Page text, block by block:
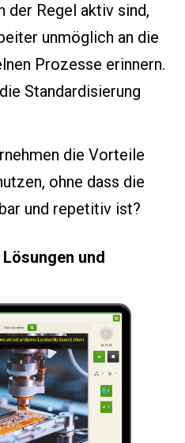
der Regel aktiv sind,
unmöglich an die
Prozesse erinnern.
Standardisierung
die Vorteile
ohne dass die
und repetitiv ist?
und